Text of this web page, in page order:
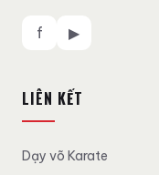
f ▶
LIÊN KẾT
Dạy võ Karate